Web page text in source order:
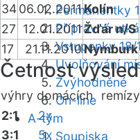
Permanentky
Přípravná
Vstupenky 18/
Uvolňování
Zvýhodněné
On-line
A-tým
Soupiska
3406.02.2011Kolín
27 12.01.2011Žďár n/S
17
21.11.2010Nymburk
Četnost
výhry domácích
2:1
2x
3:1
5x